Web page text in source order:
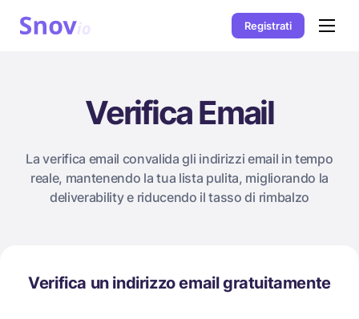
Registrati
Verifica Email
La verifica email convalida gli indirizzi email in tempo
reale, mantenendo la tua lista pulita, migliorando la
deliverability e riducendo il tasso di rimbalzo
Verifica un indirizzo email gratuitamente